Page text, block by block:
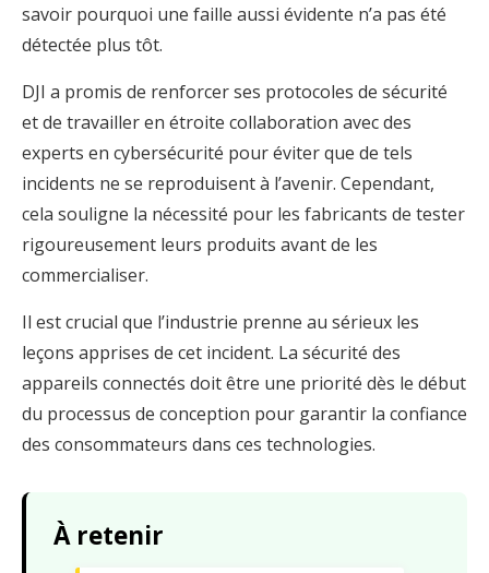
savoir pourquoi une faille aussi évidente n’a pas été
détectée plus tôt.
DJI a promis de renforcer ses protocoles de sécurité
et de travailler en étroite collaboration avec des
experts en cybersécurité pour éviter que de tels
incidents ne se reproduisent à l’avenir. Cependant,
cela souligne la nécessité pour les fabricants de tester
rigoureusement leurs produits avant de les
commercialiser.
Il est crucial que l’industrie prenne au sérieux les
leçons apprises de cet incident. La sécurité des
appareils connectés doit être une priorité dès le début
du processus de conception pour garantir la confiance
des consommateurs dans ces technologies.
À retenir